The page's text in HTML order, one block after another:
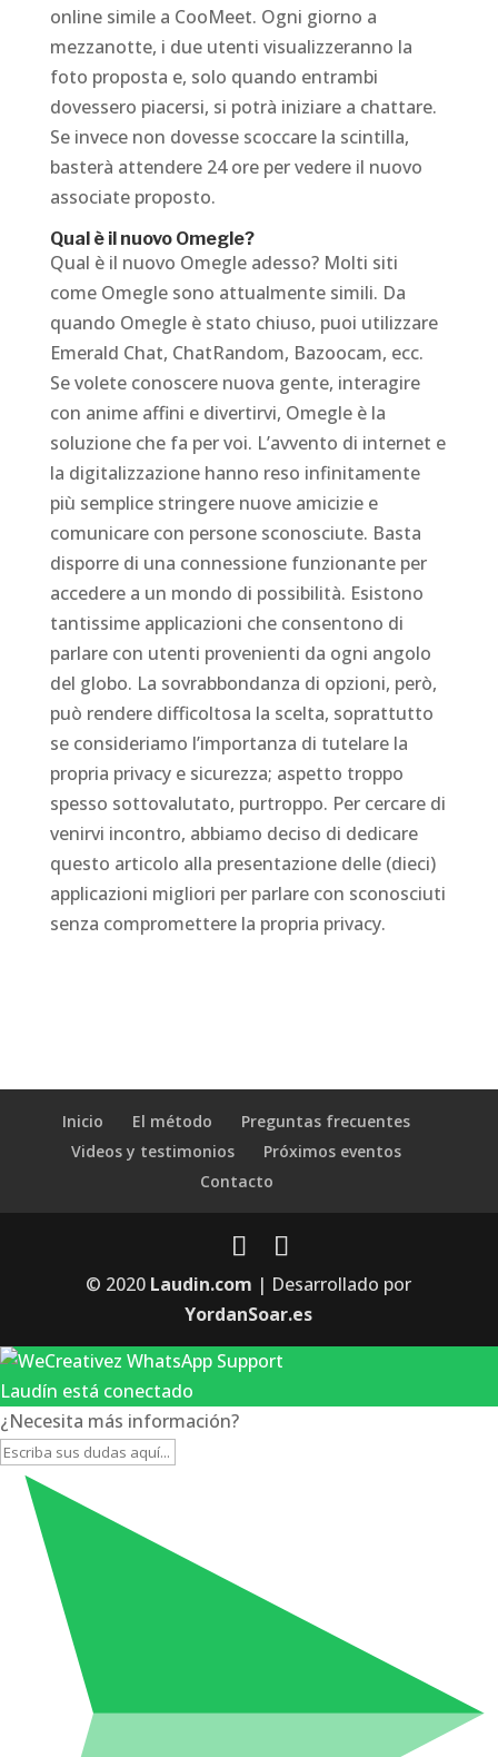
online simile a CooMeet. Ogni giorno a
mezzanotte, i due utenti visualizzeranno la
foto proposta e, solo quando entrambi
dovessero piacersi, si potrà iniziare a chattare.
Se invece non dovesse scoccare la scintilla,
basterà attendere 24 ore per vedere il nuovo
associate proposto.
Qual è il nuovo Omegle?
Qual è il nuovo Omegle adesso? Molti siti
come Omegle sono attualmente simili. Da
quando Omegle è stato chiuso, puoi utilizzare
Emerald Chat, ChatRandom, Bazoocam, ecc.
Se volete conoscere nuova gente, interagire
con anime affini e divertirvi, Omegle è la
soluzione che fa per voi. L’avvento di internet e
la digitalizzazione hanno reso infinitamente
più semplice stringere nuove amicizie e
comunicare con persone sconosciute. Basta
disporre di una connessione funzionante per
accedere a un mondo di possibilità. Esistono
tantissime applicazioni che consentono di
parlare con utenti provenienti da ogni angolo
del globo. La sovrabbondanza di opzioni, però,
può rendere difficoltosa la scelta, soprattutto
se consideriamo l’importanza di tutelare la
propria privacy e sicurezza; aspetto troppo
spesso sottovalutato, purtroppo. Per cercare di
venirvi incontro, abbiamo deciso di dedicare
questo articolo alla presentazione delle (dieci)
applicazioni migliori per parlare con sconosciuti
senza compromettere la propria privacy.
Inicio El método
Preguntas frecuentes
Videos y testimonios
Próximos eventos
Contacto
© 2020 Laudin.com | Desarrollado por
YordanSoar.es
Laudín está conectado
¿Necesita más información?